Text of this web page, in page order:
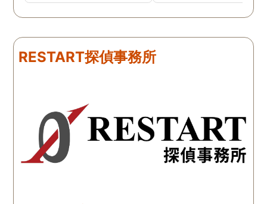
で、難しいかなと思ってい
たのですが、見事に探して
ました。うれしくてお互い
に涙の再会でした。 対応し
玉総合情報事務所さんに依
頼させていただき本当に良
かったです。
不倫の証拠集めを依頼し
くれました。探偵事務所
にも関わらず、相談員の
明な点が全くないほどし
かりと説明をしてくれま
た。調査では夫が不倫相
の自宅に頻繁に訪れる様
RESTART探偵事務所